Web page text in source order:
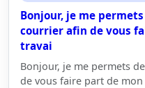
Bonjour, je me
courrier afin de vous
travai
Bonjour, je me permets
de vous faire part de